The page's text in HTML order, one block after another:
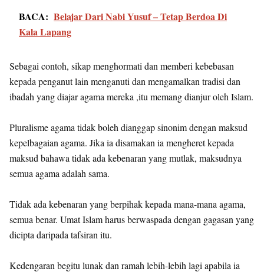
BACA: Belajar Dari Nabi Yusuf – Tetap Berdoa Di
Kala Lapang
Sebagai contoh, sikap menghormati dan memberi kebebasan
kepada penganut lain menganuti dan mengamalkan tradisi dan
ibadah yang diajar agama mereka ,itu memang dianjur oleh Islam.
Pluralisme agama tidak boleh dianggap sinonim dengan maksud
kepelbagaian agama. Jika ia disamakan ia mengheret kepada
maksud bahawa tidak ada kebenaran yang mutlak, maksudnya
semua agama adalah sama.
Tidak ada kebenaran yang berpihak kepada mana-mana agama,
semua benar. Umat Islam harus berwaspada dengan gagasan yang
dicipta daripada tafsiran itu.
Kedengaran begitu lunak dan ramah lebih-lebih lagi apabila ia